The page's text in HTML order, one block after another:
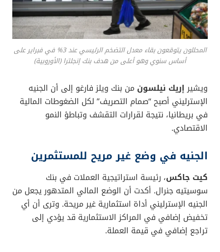
المحللون يتوقعون بقاء معدل التضخم الرئيسي عند 3% في فبراير على
أساس سنوي وهو أعلى من هدف بنك إنجلترا (الأوروبية)
ويشيرإريك نيلسون من بنك ويلز فارغو إلى أن الجنيه
الإسترليني أصبح “صمام التصريف” لكل الضغوطات المالية
في بريطانيا، نتيجة لقرارات التقشف وتباطؤ النمو
الاقتصادي.
الجنيه في وضع غير مريح للمستثمرين
كيت جاكس، رئيسة استراتيجية العملات في بنك
سوسيتيه جنرال. أكدت أن الوضع المالي المتدهور يجعل من
الجنيه الإسترليني أداة استثمارية غير مريحة. وترى أن أي
تخفيض إضافي في المراكز الاستثمارية قد يؤدي إلى
تراجع إضافي في قيمة العملة.